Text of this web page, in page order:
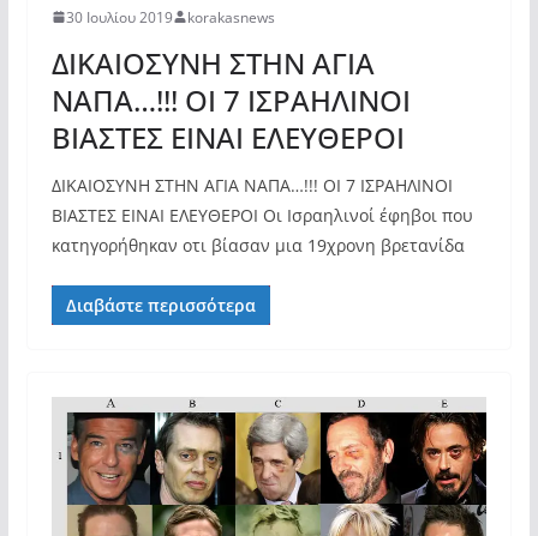
30 Ιουλίου 2019 korakasnews
ΔΙΚΑΙΟΣΥΝΗ ΣΤΗΝ ΑΓΙΑ
ΝΑΠΑ…!!! ΟΙ 7 ΙΣΡΑΗΛΙΝΟΙ
ΒΙΑΣΤΕΣ ΕΙΝΑΙ ΕΛΕΥΘΕΡΟΙ
ΔΙΚΑΙΟΣΥΝΗ ΣΤΗΝ ΑΓΙΑ ΝΑΠΑ…!!! ΟΙ 7 ΙΣΡΑΗΛΙΝΟΙ
ΒΙΑΣΤΕΣ ΕΙΝΑΙ ΕΛΕΥΘΕΡΟΙ Οι Ισραηλινοί έφηβοι που
κατηγορήθηκαν οτι βίασαν μια 19χρονη βρετανίδα
Διαβάστε περισσότερα